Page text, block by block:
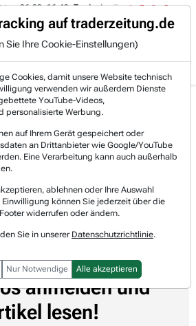
Trading-Room
06.08. 16:49 Trade des Tages
Newswires
Analyst & Sentiment
Southwest Airlines auf...
Kursziel für
auf 60 $ von 45 $
Lesedauer: 0 Minute
anmelden und
lesen!
auf traderzeitung.de
Sie Ihre Cookie-Einstellungen)
Cookies, damit unsere Website technisch
verwenden wir außerdem Dienste
YouTube-Videos,
personalisierte Werbung.
auf Ihrem Gerät gespeichert oder
an Drittanbieter wie Google/YouTube
Eine Verarbeitung kann auch außerhalb
ablehnen oder Ihre Auswahl
können Sie jederzeit über die
widerrufen oder ändern.
Sie in unserer Datenschutzrichtlinie.
Nur Notwendige Alle akzeptieren